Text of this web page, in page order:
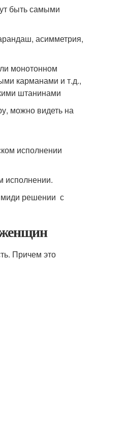
быть самыми
асимметрия,
монотонном
карманами и т.д.,
штанинами
можно видеть на
исполнении
исполнении.
миди решении с
женщин
Причем это